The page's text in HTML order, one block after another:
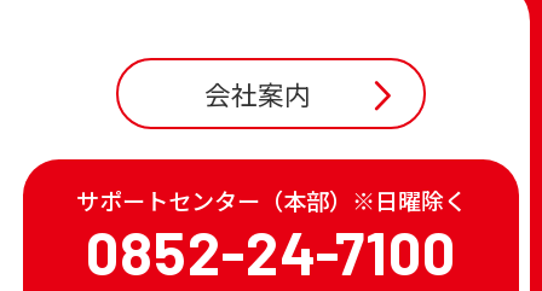
会社案内
サポートセンター（本部）※日曜除く
0852-24-7100